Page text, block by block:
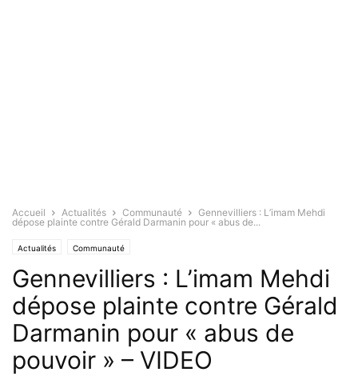
Accueil Actualités Communauté
Gennevilliers : L’imam Mehdi
dépose plainte contre Gérald Darmanin pour « abus de...
Actualités Communauté
Gennevilliers : L’imam Mehdi
dépose plainte contre Gérald
Darmanin pour « abus de
pouvoir » – VIDEO